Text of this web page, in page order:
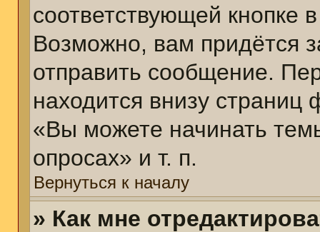
соответствующей кнопке
Возможно, вам придётся
отправить сообщение.
находится внизу
«Вы можете начинать
опросах» и т. п.
Вернуться к началу
» Как мне